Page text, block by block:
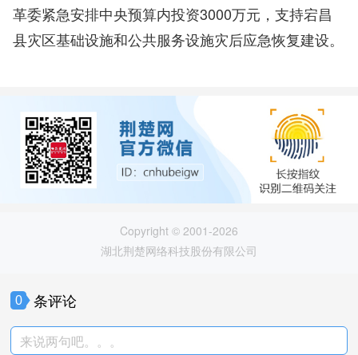
革委紧急安排中央预算内投资3000万元，支持宕昌
县灾区基础设施和公共服务设施灾后应急恢复建设。
Copyright © 2001-2026
湖北荆楚网络科技股份有限公司
0 条评论
来说两句吧。。。